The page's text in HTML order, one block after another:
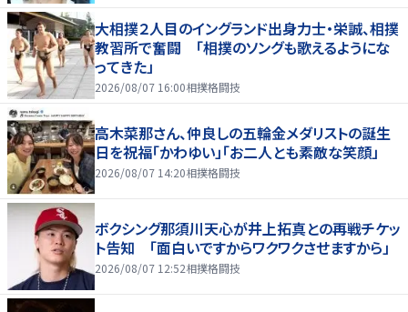
大相撲２人目のイングランド出身力士・栄誠、相撲
教習所で奮闘 「相撲のソングも歌えるようにな
ってきた」
2026/08/07 16:00相撲格闘技
高木菜那さん、仲良しの五輪金メダリストの誕生
日を祝福「かわゆい」「お二人とも素敵な笑顔」
2026/08/07 14:20相撲格闘技
ボクシング那須川天心が井上拓真との再戦チケッ
ト告知 「面白いですからワクワクさせますから」
2026/08/07 12:52相撲格闘技